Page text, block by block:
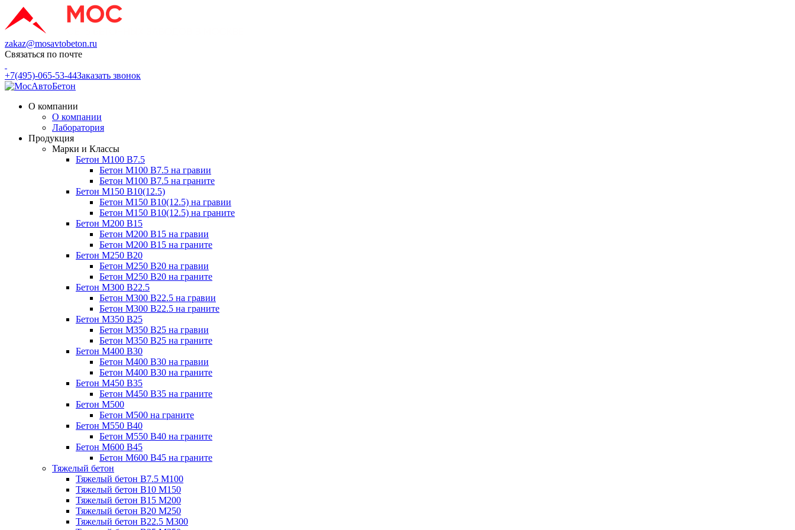
zakaz@mosavtobeton.ru
Связаться по почте
+7(495)-065-53-44Заказать звонок
О компании
О компании
Лаборатория
Продукция
Марки и Классы
Бетон М100 В7.5
Бетон М100 В7.5 на гравии
Бетон М100 В7.5 на граните
Бетон М150 В10(12.5)
Бетон М150 В10(12.5) на гравии
Бетон М150 В10(12.5) на граните
Бетон М200 В15
Бетон М200 В15 на гравии
Бетон М200 В15 на граните
Бетон М250 В20
Бетон М250 В20 на гравии
Бетон М250 В20 на граните
Бетон М300 В22.5
Бетон М300 В22.5 на гравии
Бетон М300 В22.5 на граните
Бетон М350 В25
Бетон М350 В25 на гравии
Бетон М350 В25 на граните
Бетон М400 В30
Бетон М400 В30 на гравии
Бетон М400 В30 на граните
Бетон М450 В35
Бетон М450 В35 на граните
Бетон М500
Бетон М500 на граните
Бетон М550 В40
Бетон М550 В40 на граните
Бетон М600 В45
Бетон М600 В45 на граните
Тяжелый бетон
Тяжелый бетон В7.5 М100
Тяжелый бетон В10 М150
Тяжелый бетон В15 М200
Тяжелый бетон В20 М250
Тяжелый бетон В22.5 М300